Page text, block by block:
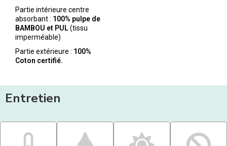
Partie intérieure centre
absorbant : 100% pulpe de
BAMBOU et PUL(tissu
imperméable)
Partie extérieure : 100%
Coton certifié.
Entretien